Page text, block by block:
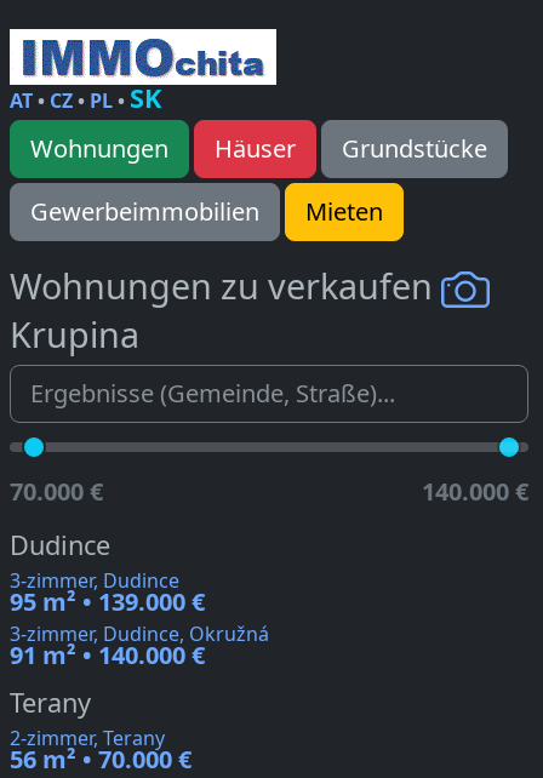
AT• CZ• PL• SK
Wohnungen Häuser
Grundstücke
Gewerbeimmobilien
Mieten
Wohnungen zu verkaufen
Krupina
70.000 € 140.000 €
Dudince
3-zimmer, Dudince
95 m² • 139.000 €
3-zimmer, Dudince, Okružná
91 m² • 140.000 €
Terany
2-zimmer, Terany
56 m² • 70.000 €